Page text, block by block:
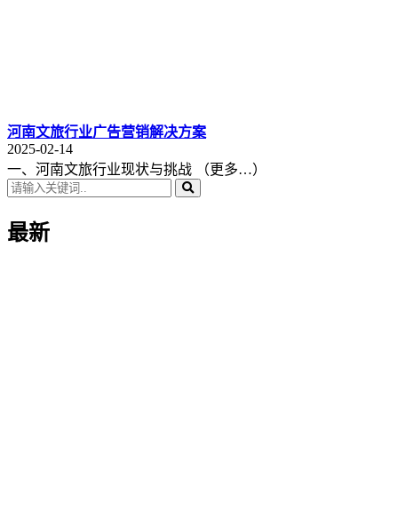
河南文旅行业广告营销解决方案
2025-02-14
一、河南文旅行业现状与挑战 （更多…）
最新